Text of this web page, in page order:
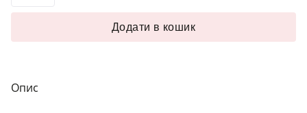
Опис
Додати в кошик